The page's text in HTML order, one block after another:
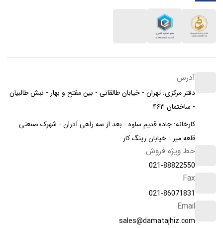
آدرس
دفتر مرکزی: تهران - خیابان طالقانی - بین مفتح و بهار - نبش طالبیان
- ساختمان ۴۶۳
کارخانه: جاده قدیم ساوه - بعد از سه راهی آدران - شهرک صنعتی
قلعه میر - خیابان رینگ کار
خط ویژه فروش
021-88822550
Fax
021-86071831
Email
sales@damatajhiz.com